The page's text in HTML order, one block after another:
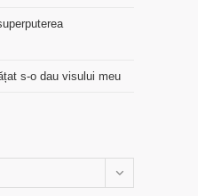
s-o dau visului meu